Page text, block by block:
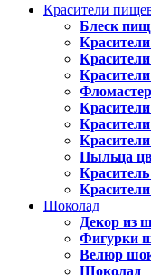
Красители
Блеск
Пыльца
Шоколад
Декор из
Фигурки
Велюр
Шоколад